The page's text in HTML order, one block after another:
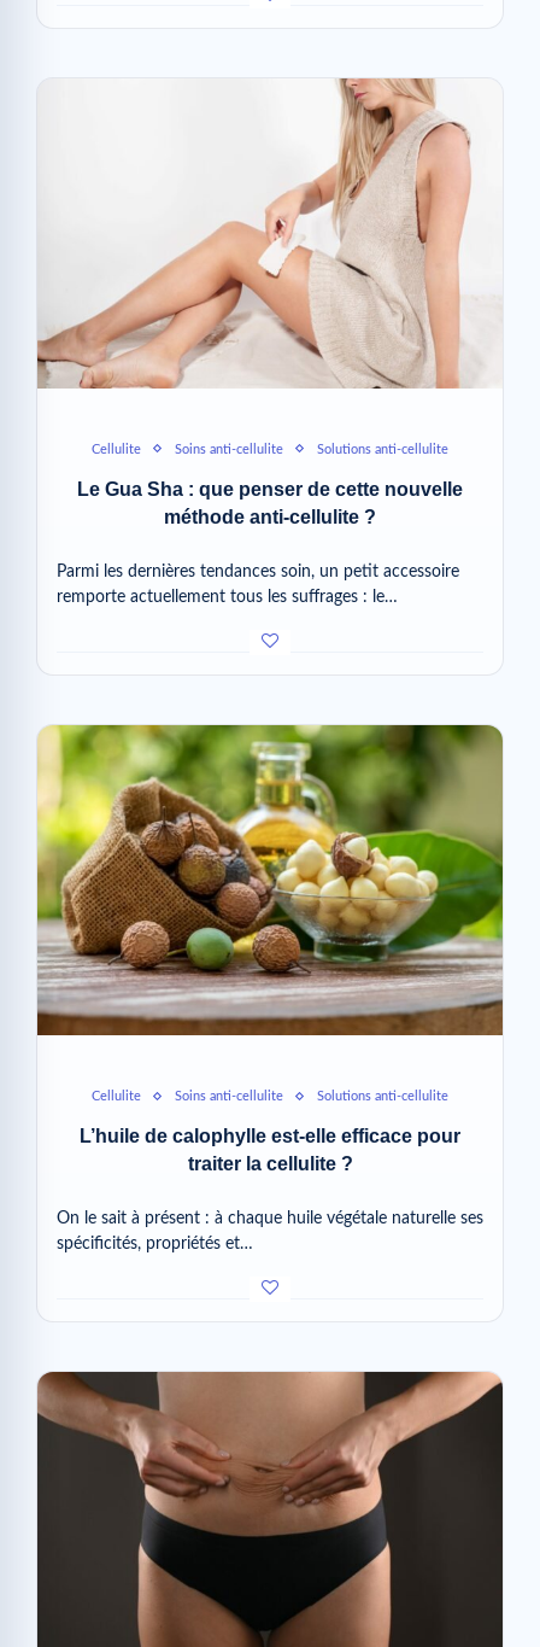
Cellulite Soins anti-cellulite Solutions anti-cellulite
Le Gua Sha : que penser de cette nouvelle
méthode anti-cellulite ?
Parmi les dernières tendances soin, un petit accessoire
remporte actuellement tous les suffrages : le…
Cellulite Soins anti-cellulite Solutions anti-cellulite
L’huile de calophylle est-elle efficace pour
traiter la cellulite ?
On le sait à présent : à chaque huile végétale naturelle ses
spécificités, propriétés et…